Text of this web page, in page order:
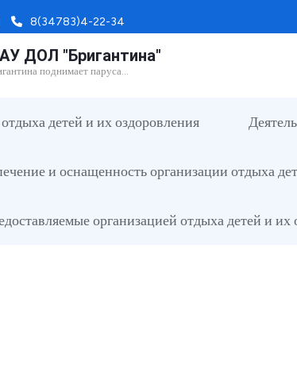
8(34783)4-22-34
ДОЛ "Бригантина"
поднимает паруса…
детей и их оздоровления
и оснащенность организации отдыха
организацией отдыха детей и их